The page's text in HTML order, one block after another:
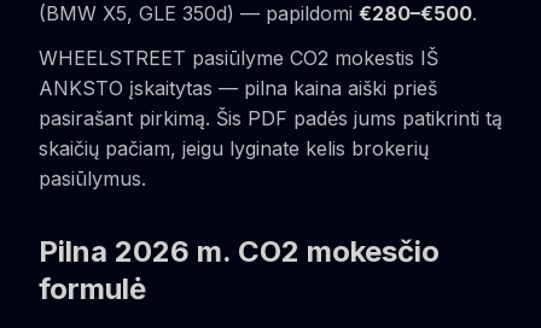
(BMW X5, GLE 350d) — papildomi €280–€500.
WHEELSTREET pasiūlyme CO2 mokestis IŠ
ANKSTO įskaitytas — pilna kaina aiški prieš
pasirašant pirkimą. Šis PDF padės jums patikrinti tą
skaičių pačiam, jeigu lyginate kelis brokerių
pasiūlymus.
Pilna 2026 m. CO2 mokesčio
formulė